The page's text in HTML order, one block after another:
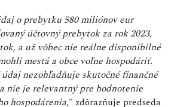
o prebytku 580 miliónov eur
účtovný prebytok za rok 2023,
a už vôbec nie reálne disponibilné
mestá a obce voľne hospodáriť.
nezohľadňuje skutočné finančné
nie je relevantný pre hodnotenie
hospodárenia," zdôrazňuje predseda